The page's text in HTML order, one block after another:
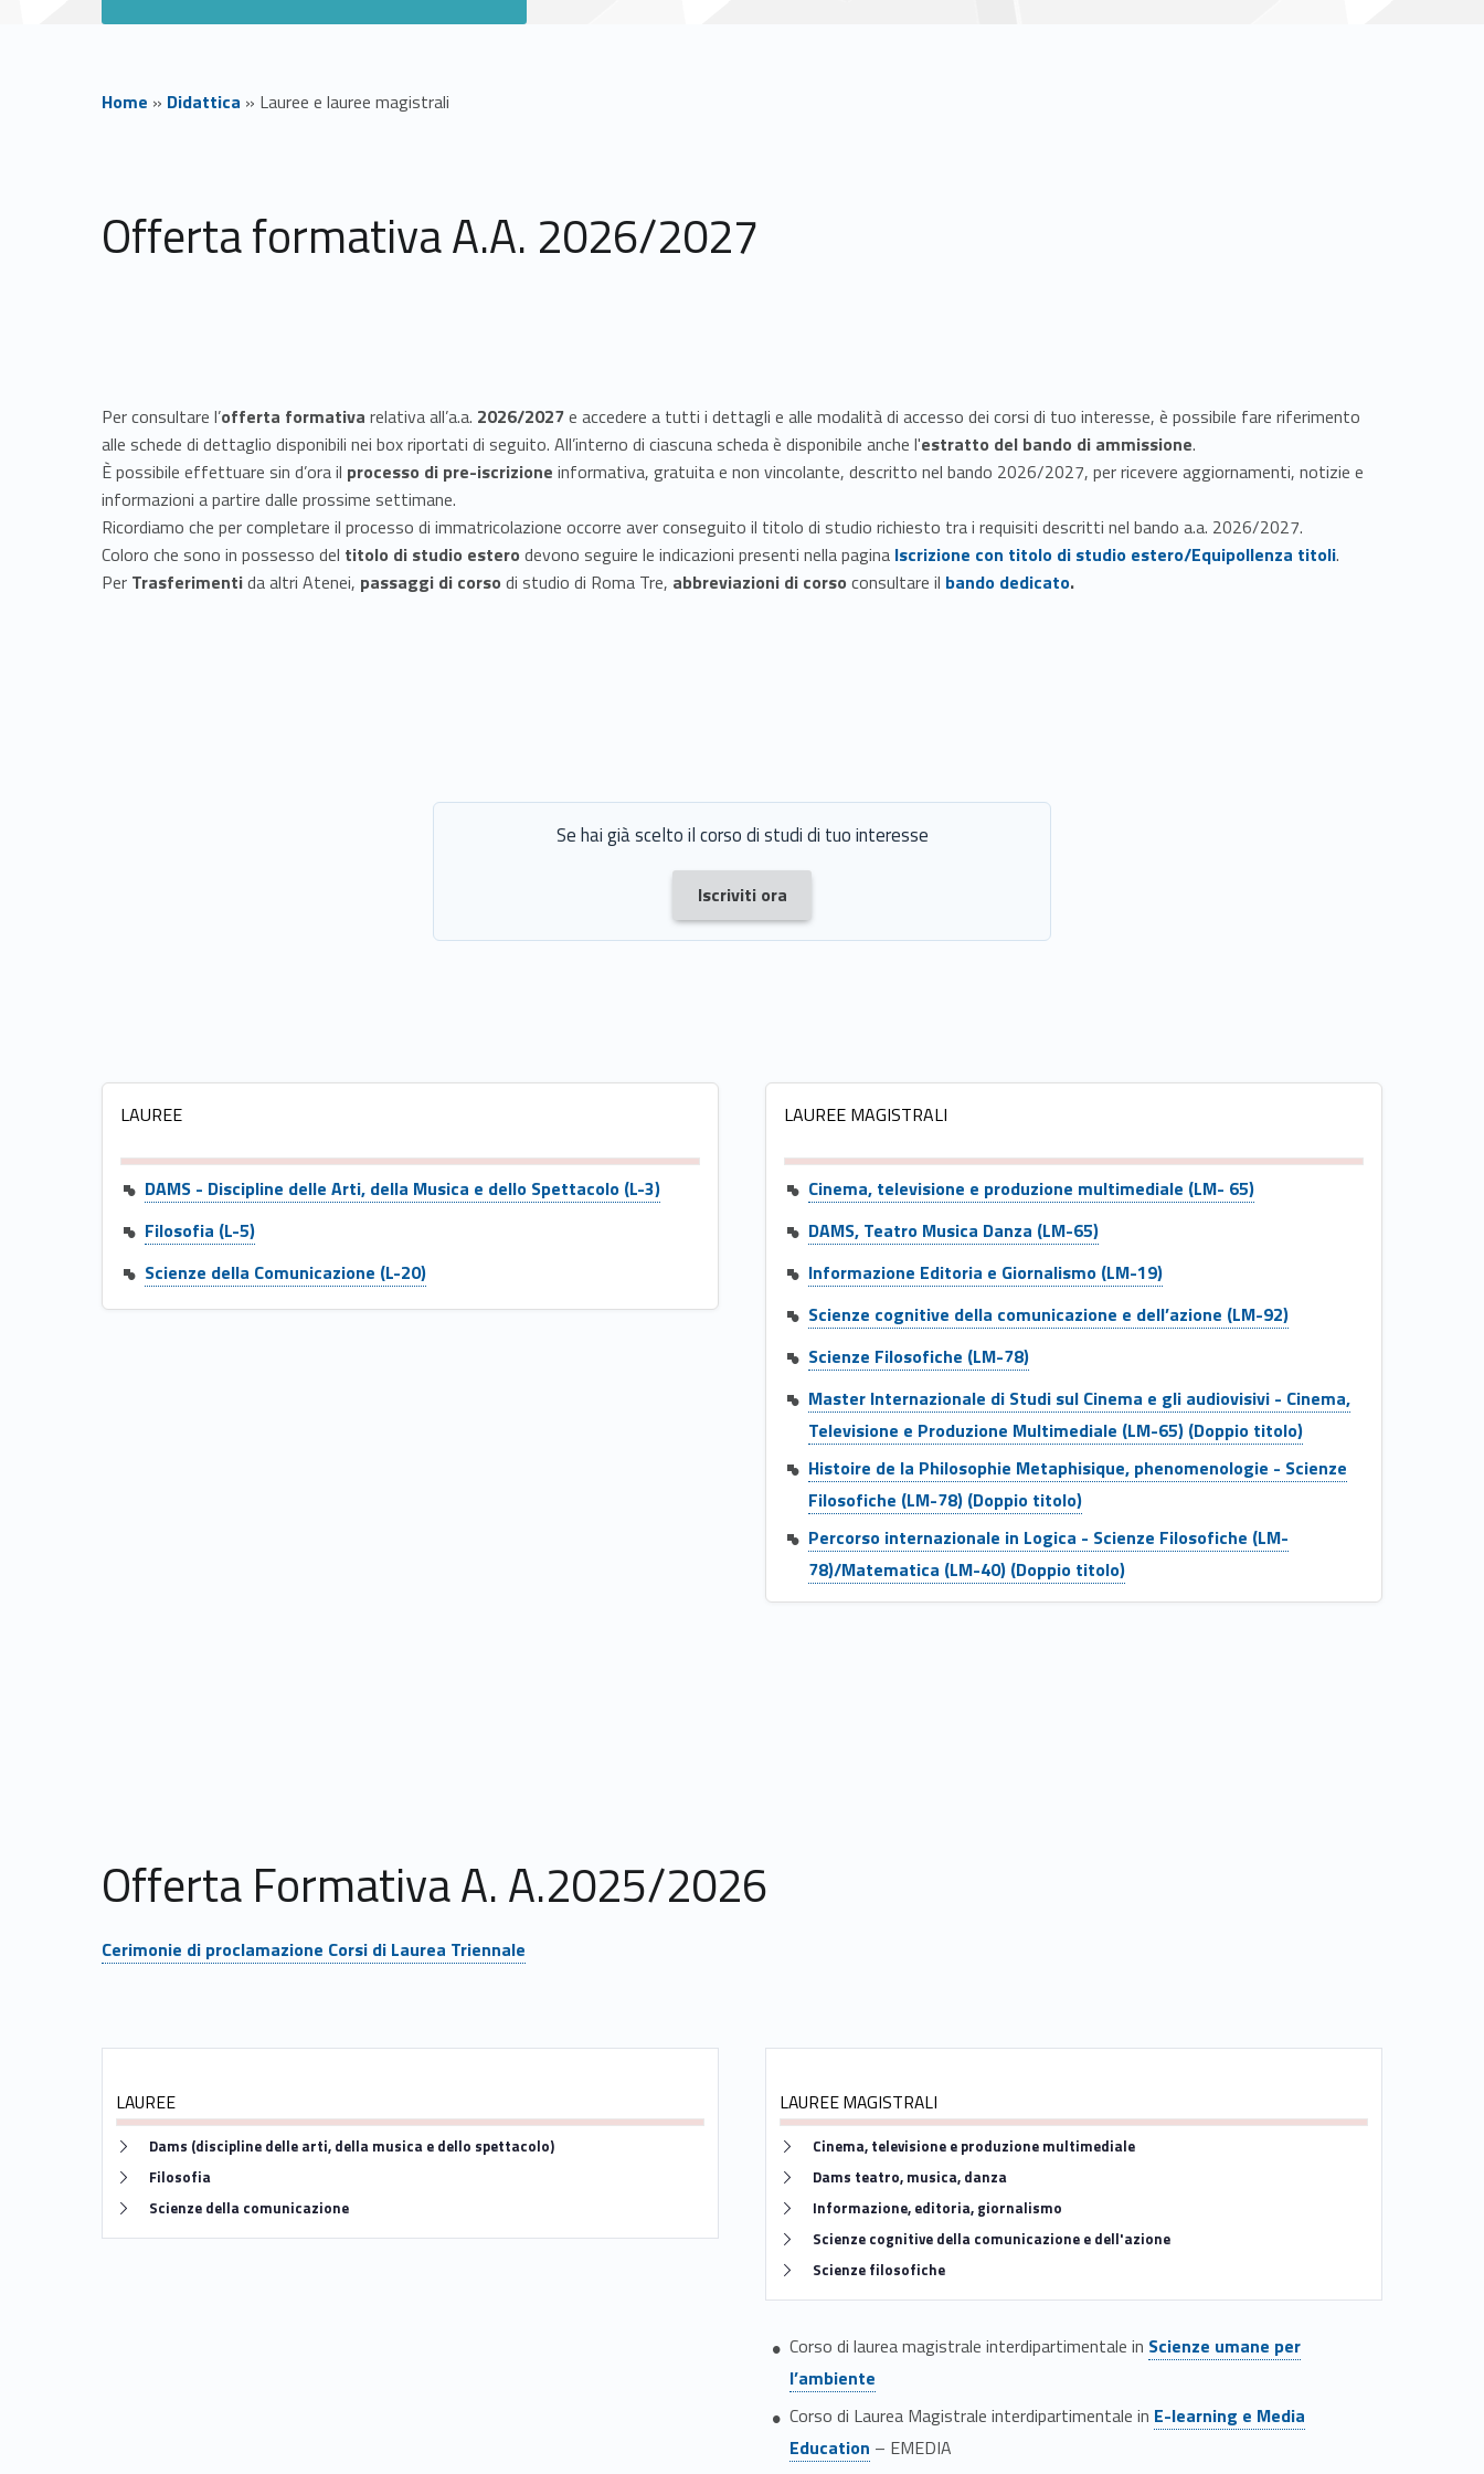
Home » Didattica » Lauree e lauree magistrali
a
e
e
l
a
s
a
l
Offerta formativa A.A. 2026/2027
Per consultare l’offerta formativa relativa all’a.a. 2026/2027e accedere a tutti i dettagli e alle modalità di accesso dei corsi di tuo interesse, è possibile fare riferimento
alle schede di dettaglio disponibili nei box riportati di seguito. All’interno di ciascuna scheda è disponibile anche l'estratto del bando di ammissione.
È possibile effettuare sin d’ora il processo di pre-iscrizione informativa, gratuita e non vincolante, descritto nel bando 2026/2027, per ricevere aggiornamenti, notizie e
informazioni a partire dalle prossime settimane.
Ricordiamo che per completare il processo di immatricolazione occorre aver conseguito il titolo di studio richiesto tra i requisiti descritti nel bando a.a. 2026/2027.
Coloro che sono in possesso del titolo di studio estero devono seguire le indicazioni presenti nella pagina Iscrizione con titolo di studio estero/Equipollenza titoli.
Per Trasferimentida altri Atenei, passaggi di corso di studio di Roma Tre, abbreviazioni di corso consultare il bando dedicato.
Se hai già scelto il corso di studi di tuo interesse
Link identifier #identifier__83144-1
Iscriviti ora
LAUREE
DAMS - Discipline delle Arti, della Musica e dello Spettacolo (L-3)
Filosofia (L-5)
Scienze della Comunicazione (L-20)
LAUREE MAGISTRALI
Link identifier #identifier__163565-2
Cinema, televisione e produzione multimediale (LM- 65)
DAMS, Teatro Musica Danza (LM-65)
Informazione Editoria e Giornalismo (LM-19)
Scienze cognitive della comunicazione e dell’azione (LM-92)
Scienze Filosofiche (LM-78)
Master Internazionale di Studi sul Cinema e gli audiovisivi - Cinema,
Televisione e Produzione Multimediale (LM-65) (Doppio titolo)
Histoire de la Philosophie Metaphisique, phenomenologie - Scienze
Filosofiche (LM-78) (Doppio titolo)
Percorso internazionale in Logica - Scienze Filosofiche (LM-
78)/Matematica (LM-40) (Doppio titolo)
Offerta Formativa A. A.2025/2026
Link identifier #identifier__184921-3
Cerimonie di proclamazione Corsi di Laurea Triennale
LAUREE
Link identifier #identifier__192115-4
Dams (discipline delle arti, della musica e dello spettacolo)
Link identifier #identifier__10695-5
Filosofia
Link identifier #identifier__124529-6
Scienze della comunicazione
LAUREE MAGISTRALI
Link identifier #identifier__76604-7
Cinema, televisione e produzione multimediale
Link identifier #identifier__180804-8
Dams teatro, musica, danza
Link identifier #identifier__128901-9
Informazione, editoria, giornalismo
Link identifier #identifier__161730-10
Scienze cognitive della comunicazione e dell'azione
Link identifier #identifier__199210-11
Scienze filosofiche
Corso di laurea magistrale interdipartimentale in Scienze umane per
l’ambiente
Corso di Laurea Magistrale interdipartimentale in E-learning e Media
Education – EMEDIA